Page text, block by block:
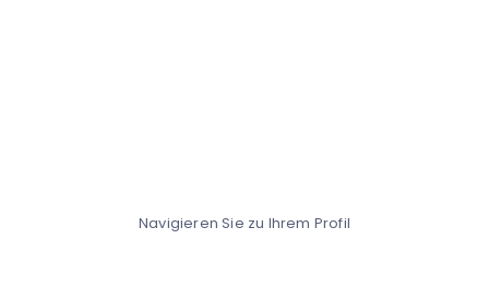
Navigieren Sie zu Ihrem Profil